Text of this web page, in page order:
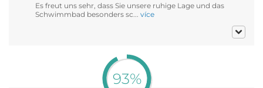
Es freut uns sehr, dass Sie unsere ruhige Lage und das
Schwimmbad besonders sc... více
93%